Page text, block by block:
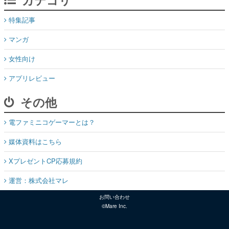
特集記事
マンガ
女性向け
アプリレビュー
その他
電ファミニコゲーマーとは？
媒体資料はこちら
XプレゼントCP応募規約
運営：株式会社マレ
お問い合わせ
©Mare Inc.